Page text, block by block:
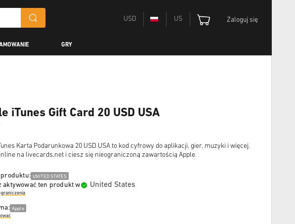
USD US Zaloguj się
GRY
iTunes Gift Card 20 USD USA
Karta Podarunkowa 20 USD USA to kod cyfrowy do aplikacji, gier, muzyki i więcej.
na livecards.net i ciesz się nieograniczoną zawartością Apple.
produktu: UNITED STATES
aktywować ten produkt w United States
Apple